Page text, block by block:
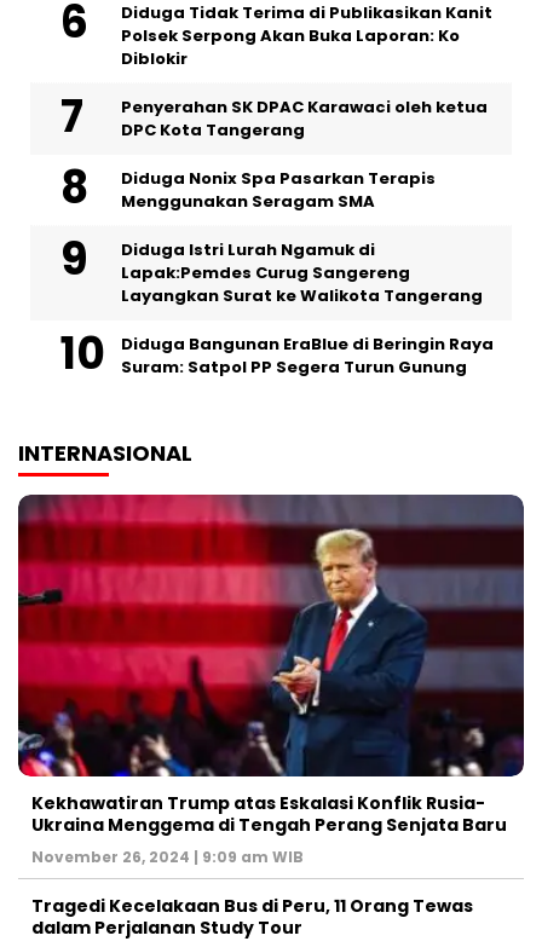
Diduga Tidak Terima di Publikasikan Kanit
Polsek Serpong Akan Buka Laporan: Ko
Diblokir
Penyerahan SK DPAC Karawaci oleh ketua
DPC Kota Tangerang
‎Diduga Nonix Spa Pasarkan Terapis
Menggunakan Seragam SMA
‎Diduga Istri Lurah Ngamuk di
Lapak:Pemdes Curug Sangereng
Layangkan Surat ke Walikota Tangerang
Diduga Bangunan EraBlue di Beringin Raya
Suram: Satpol PP Segera Turun Gunung
INTERNASIONAL
Kekhawatiran Trump atas Eskalasi Konflik Rusia-
Ukraina Menggema di Tengah Perang Senjata Baru
November 26, 2024 | 9:09 am WIB
Tragedi Kecelakaan Bus di Peru, 11 Orang Tewas
dalam Perjalanan Study Tour